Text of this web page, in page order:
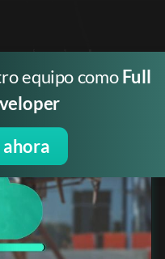
equipo comoFull
Blog